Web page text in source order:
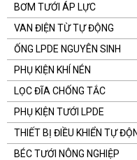
BƠM TƯỚI ÁP LỰC
VAN ĐIỆN TỪ TỰ ĐỘNG
ỐNG LPDE NGUYÊN SINH
PHỤ KIỆN KHÍ NÉN
LỌC ĐĨA CHỐNG TẮC
PHỤ KIỆN TƯỚI LPDE
THIẾT BỊ ĐIỀU KHIỂN TỰ
BÉC TƯỚI NÔNG NGHIỆP